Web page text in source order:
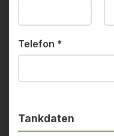
Telefon *
Tankdaten